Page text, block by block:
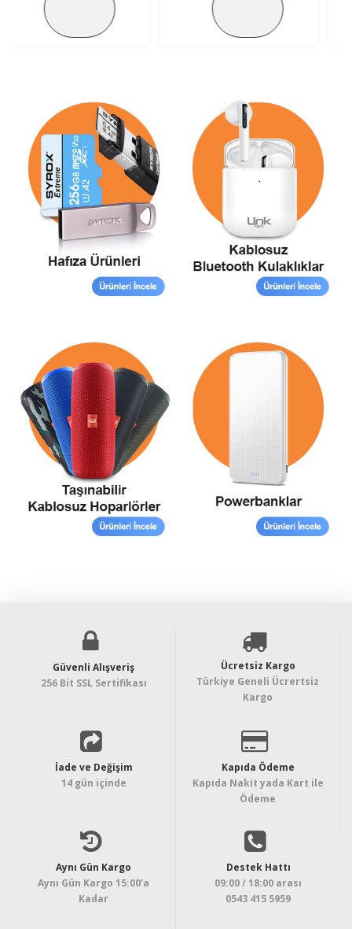
Güvenli Alışveriş
256 Bit SSL Sertifikası
Ücretsiz Kargo
Türkiye Geneli Ücrertsiz
Kargo
İade ve Değişim
14 gün içinde
Kapıda Ödeme
Kapıda Nakit yada Kart ile
Ödeme
Aynı Gün Kargo
Aynı Gün Kargo 15:00'a
Kadar
Destek Hattı
09:00 / 18:00 arası
0543 415 5959